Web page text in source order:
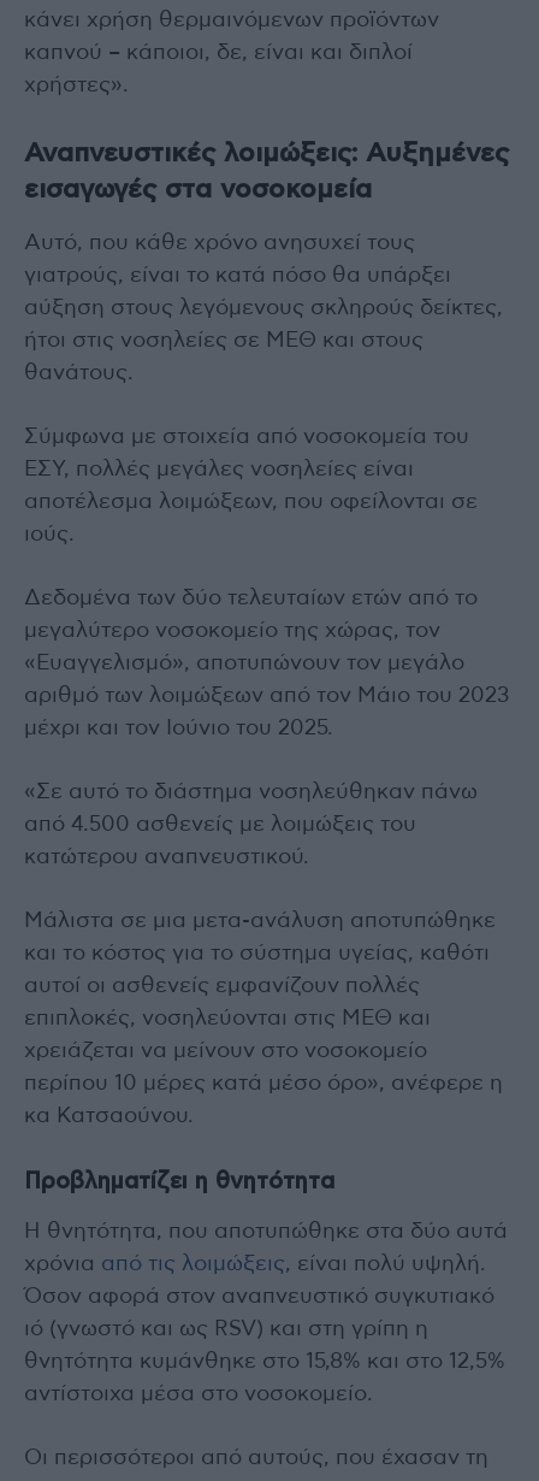
κάνει χρήση θερμαινόμενων προϊόντων
καπνού – κάποιοι, δε, είναι και διπλοί
χρήστες».
Αναπνευστικές λοιμώξεις: Αυξημένες
εισαγωγές στα νοσοκομεία
Αυτό, που κάθε χρόνο ανησυχεί τους
γιατρούς, είναι το κατά πόσο θα υπάρξει
αύξηση στους λεγόμενους σκληρούς δείκτες,
ήτοι στις νοσηλείες σε ΜΕΘ και στους
θανάτους.
Σύμφωνα με στοιχεία από νοσοκομεία του
ΕΣΥ, πολλές μεγάλες νοσηλείες είναι
αποτέλεσμα λοιμώξεων, που οφείλονται σε
ιούς.
Δεδομένα των δύο τελευταίων ετών από το
μεγαλύτερο νοσοκομείο της χώρας, τον
«Ευαγγελισμό», αποτυπώνουν τον μεγάλο
αριθμό των λοιμώξεων από τον Μάιο του 2023
μέχρι και τον Ιούνιο του 2025.
«Σε αυτό το διάστημα νοσηλεύθηκαν πάνω
από 4.500 ασθενείς με λοιμώξεις του
κατώτερου αναπνευστικού.
Μάλιστα σε μια μετα-ανάλυση αποτυπώθηκε
και το κόστος για το σύστημα υγείας, καθότι
αυτοί οι ασθενείς εμφανίζουν πολλές
επιπλοκές, νοσηλεύονται στις ΜΕΘ και
χρειάζεται να μείνουν στο νοσοκομείο
περίπου 10 μέρες κατά μέσο όρο», ανέφερε η
κα Κατσαούνου.
Προβληματίζει η θνητότητα
Η θνητότητα, που αποτυπώθηκε στα δύο αυτά
χρόνια από τις λοιμώξεις, είναι πολύ υψηλή.
Όσον αφορά στον αναπνευστικό συγκυτιακό
ιό (γνωστό και ως RSV) και στη γρίπη η
θνητότητα κυμάνθηκε στο 15,8% και στο 12,5%
αντίστοιχα μέσα στο νοσοκομείο.
Οι περισσότεροι από αυτούς, που έχασαν τη